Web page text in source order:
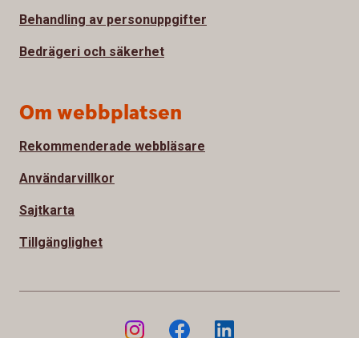
Behandling av personuppgifter
Bedrägeri och säkerhet
Om webbplatsen
Rekommenderade webbläsare
Användarvillkor
Sajtkarta
Tillgänglighet